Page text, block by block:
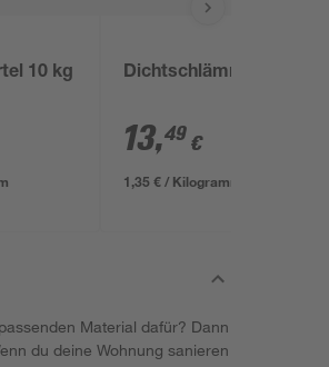
10 kg Dichtschlämme 10 kg
13,49 €
1,35 € / Kilogramm
Material dafür? Dann
du deine Wohnung sanieren